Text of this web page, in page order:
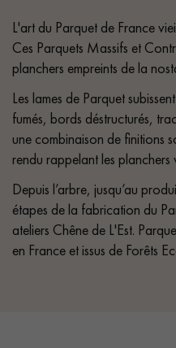
Demandez un
Obtenez
L'art du Parquet de France
Ces Parquets Massifs et
planchers empreints de la
Les lames de Parquet
fumés, bords déstructurés,
une combinaison de finitions
rendu rappelant les planchers
Depuis l’arbre, jusqu’au
étapes de la fabrication du
ateliers Chêne de L'Est.
en France et issus de Forêts